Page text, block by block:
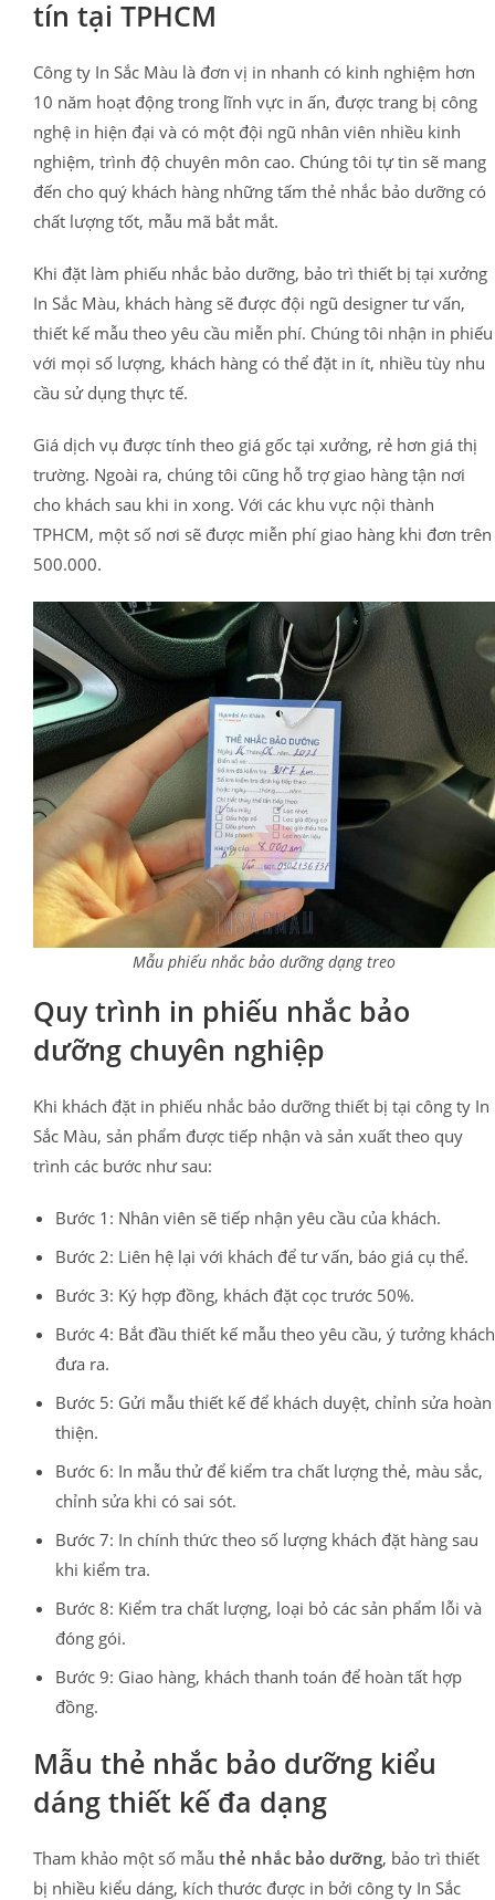
tín tại TPHCM
Công ty In Sắc Màu là đơn vị in nhanh có kinh nghiệm hơn
10 năm hoạt động trong lĩnh vực in ấn, được trang bị công
nghệ in hiện đại và có một đội ngũ nhân viên nhiều kinh
nghiệm, trình độ chuyên môn cao. Chúng tôi tự tin sẽ mang
đến cho quý khách hàng những tấm thẻ nhắc bảo dưỡng có
chất lượng tốt, mẫu mã bắt mắt.
Khi đặt làm phiếu nhắc bảo dưỡng, bảo trì thiết bị tại xưởng
In Sắc Màu, khách hàng sẽ được đội ngũ designer tư vấn,
thiết kế mẫu theo yêu cầu miễn phí. Chúng tôi nhận in phiếu
với mọi số lượng, khách hàng có thể đặt in ít, nhiều tùy nhu
cầu sử dụng thực tế.
Giá dịch vụ được tính theo giá gốc tại xưởng, rẻ hơn giá thị
trường. Ngoài ra, chúng tôi cũng hỗ trợ giao hàng tận nơi
cho khách sau khi in xong. Với các khu vực nội thành
TPHCM, một số nơi sẽ được miễn phí giao hàng khi đơn trên
500.000.
Mẫu phiếu nhắc bảo dưỡng dạng treo
Quy trình in phiếu nhắc bảo
dưỡng chuyên nghiệp
Khi khách đặt in phiếu nhắc bảo dưỡng thiết bị tại công ty In
Sắc Màu, sản phẩm được tiếp nhận và sản xuất theo quy
trình các bước như sau:
Bước 1: Nhân viên sẽ tiếp nhận yêu cầu của khách.
Bước 2: Liên hệ lại với khách để tư vấn, báo giá cụ thể.
Bước 3: Ký hợp đồng, khách đặt cọc trước 50%.
Bước 4: Bắt đầu thiết kế mẫu theo yêu cầu, ý tưởng khách
đưa ra.
Bước 5: Gửi mẫu thiết kế để khách duyệt, chỉnh sửa hoàn
thiện.
Bước 6: In mẫu thử để kiểm tra chất lượng thẻ, màu sắc,
chỉnh sửa khi có sai sót.
Bước 7: In chính thức theo số lượng khách đặt hàng sau
khi kiểm tra.
Bước 8: Kiểm tra chất lượng, loại bỏ các sản phẩm lỗi và
đóng gói.
Bước 9: Giao hàng, khách thanh toán để hoàn tất hợp
đồng.
Mẫu thẻ nhắc bảo dưỡng kiểu
dáng thiết kế đa dạng
Tham khảo một số mẫu thẻ nhắc bảo dưỡng, bảo trì thiết
bị nhiều kiểu dáng, kích thước được in bởi công ty In Sắc